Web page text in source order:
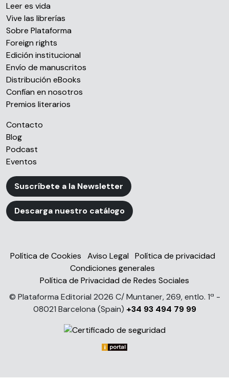
Leer es vida
Vive las librerías
Sobre Plataforma
Foreign rights
Edición institucional
Envío de manuscritos
Distribución eBooks
Confían en nosotros
Premios literarios
Contacto
Blog
Podcast
Eventos
Suscríbete a la Newsletter
Descarga nuestro catálogo
Política de Cookies Aviso Legal
Política de privacidad
Condiciones generales
Política de Privacidad de Redes Sociales
© Plataforma Editorial 2026 C/ Muntaner, 269, entlo. 1ª -
08021 Barcelona (Spain) +34 93 494 79 99